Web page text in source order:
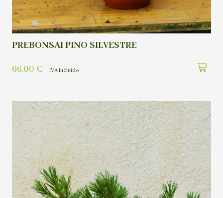
PREBONSAI PINO SILVESTRE
66,00 € IVA incluído